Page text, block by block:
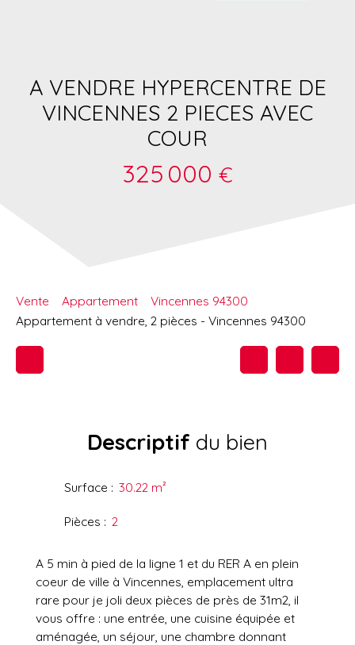
A VENDRE HYPERCENTRE DE
VINCENNES 2 PIECES AVEC
COUR
325 000 €
Vente Appartement
Vincennes 94300
Appartement à vendre, 2 pièces - Vincennes 94300
Descriptif du bien
Surface : 30.22 m²
Pièces : 2
A 5 min à pied de la ligne 1 et du RER A en plein
coeur de ville à Vincennes, emplacement ultra
rare pour je joli deux pièces de près de 31m2, il
vous offre : une entrée, une cuisine équipée et
aménagée, un séjour, une chambre donnant